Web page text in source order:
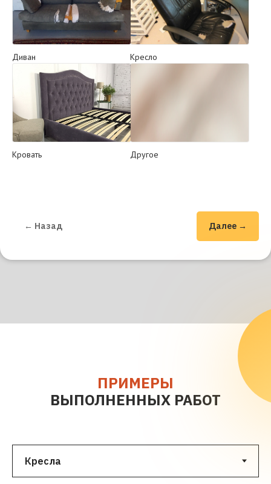
Диван Кресло
Кровать Другое
← Назад Далее →
ПРИМЕРЫ
ВЫПОЛНЕННЫХ РАБОТ